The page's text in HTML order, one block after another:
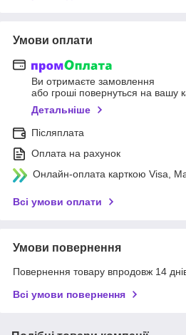
Умови оплати
Ви отримаєте замовлення
або гроші повернуться на вашу
Детальніше
Післяплата
Оплата на рахунок
Онлайн-оплата карткою Visa,
Всі умови оплати
Умови повернення
Повернення товару впродовж 14
Всі умови повернення